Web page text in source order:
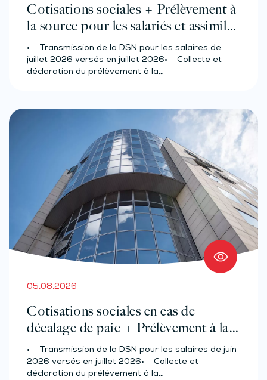
Cotisations sociales + Prélèvement à
la source pour les salariés et assimilés
(effectif d’au moins 50 salariés)
• Transmission de la DSN pour les salaires de
juillet 2026 versés en juillet 2026• Collecte et
déclaration du prélèvement à la…
05.08.2026
Cotisations sociales en cas de
décalage de paie + Prélèvement à la
source des salariés et assimilés
(effectif d’au moins 50 salariés)
• Transmission de la DSN pour les salaires de juin
2026 versés en juillet 2026• Collecte et
déclaration du prélèvement à la…